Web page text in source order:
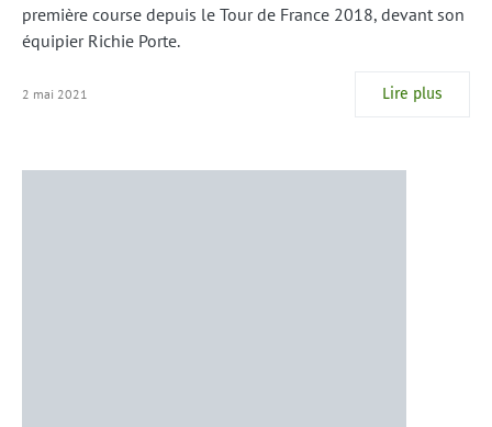
première course depuis le Tour de France 2018, devant son
équipier Richie Porte.
2 mai 2021 Lire plus